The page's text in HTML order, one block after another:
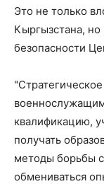
Это не только
Кыргызстана,
безопасности
квалификацию,
получать
методы борьбы
обмениваться